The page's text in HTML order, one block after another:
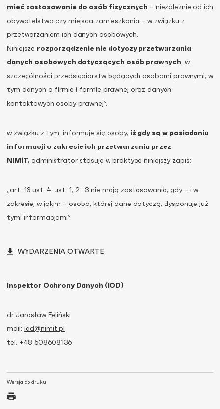
Wersja do druku
mieć zastosowanie do osób fizycznych – niezależnie od ich
obywatelstwa czy miejsca zamieszkania – w związku z
przetwarzaniem ich danych osobowych.
Niniejsze rozporządzenie nie dotyczy przetwarzania
danych osobowych dotyczących osób prawnych, w
szczególności przedsiębiorstw będących osobami prawnymi, w
tym danych o firmie i formie prawnej oraz danych
kontaktowych osoby prawnej”.
w związku z tym, informuje się osoby, iż gdy są w posiadaniu
informacji o zakresie ich przetwarzania przez
NIMiT, administrator stosuje w praktyce niniejszy zapis:
„art. 13 ust. 4. ust. 1, 2 i 3 nie mają zastosowania, gdy – i w
zakresie, w jakim – osoba, której dane dotyczą, dysponuje już
tymi informacjami”
WYDARZENIA OTWARTE
Inspektor Ochrony Danych (IOD)
dr Jarosław Feliński
mail: iod@nimit.pl
tel. +48 508608136